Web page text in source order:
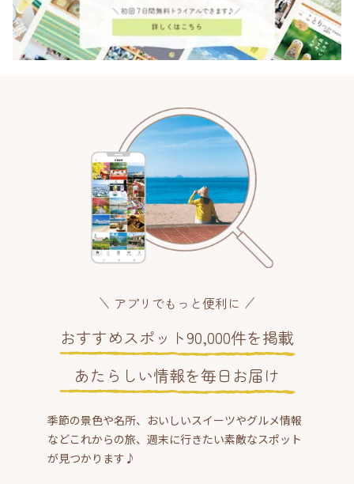
アプリでもっと便利に
おすすめスポット90,000件を掲載
あたらしい情報を毎日お届け
季節の景色や名所、おいしいスイーツやグルメ情報
などこれからの旅、週末に行きたい素敵なスポット
が見つかります♪